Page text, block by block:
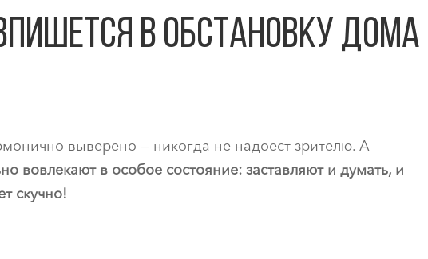
в обстановку дома
выверено — никогда не надоест зрителю. А
вовлекают в особое состояние: заставляют и думать, и
скучно!